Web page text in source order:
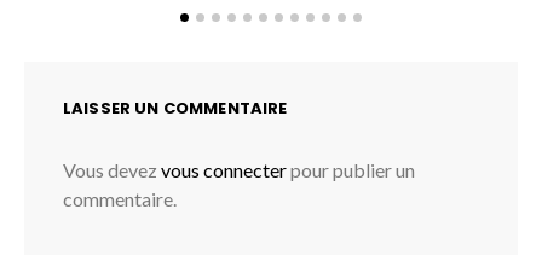
LAISSER UN COMMENTAIRE
Vous devez vous connecterpour publier un
commentaire.